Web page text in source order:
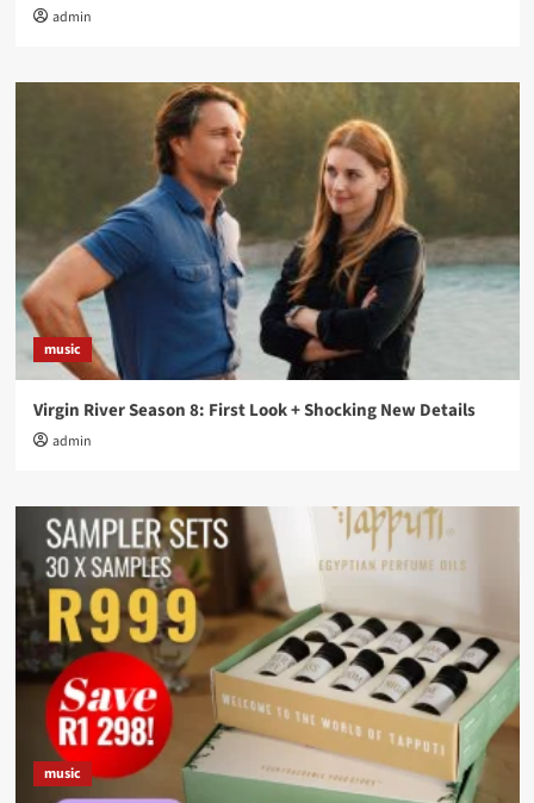
admin
music
Virgin River Season 8: First Look + Shocking New Details
admin
music